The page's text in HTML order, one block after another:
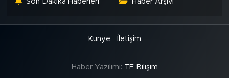
Künye İletişim
Haber Yazılımı: TE Bilişim